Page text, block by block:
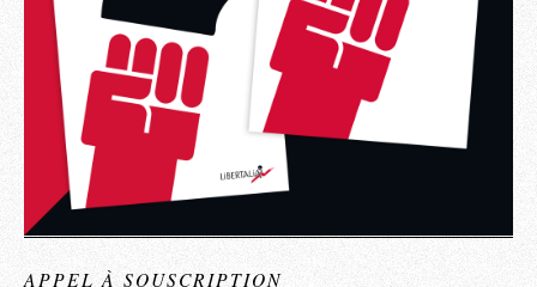
APPEL À SOUSCRIPTION